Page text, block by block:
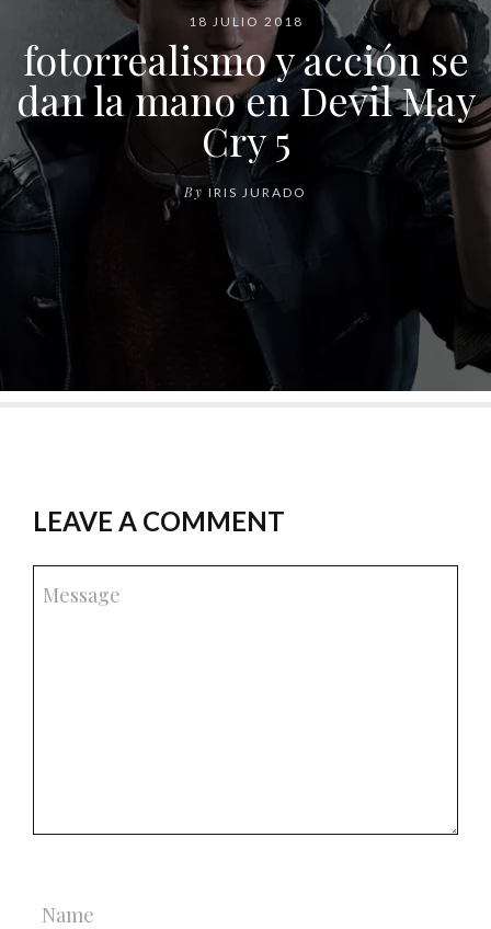
18 JULIO 2018
fotorrealismo y acción se
dan la mano en Devil May
Cry 5
By IRIS JURADO
LEAVE A COMMENT